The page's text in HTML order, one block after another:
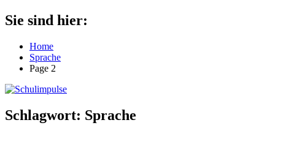
Zum
Inhalt
Schulimpulse
für
Grundschule
Sie sind hier:
Home
Sprache
Page 2
Schlagwort: Sprache